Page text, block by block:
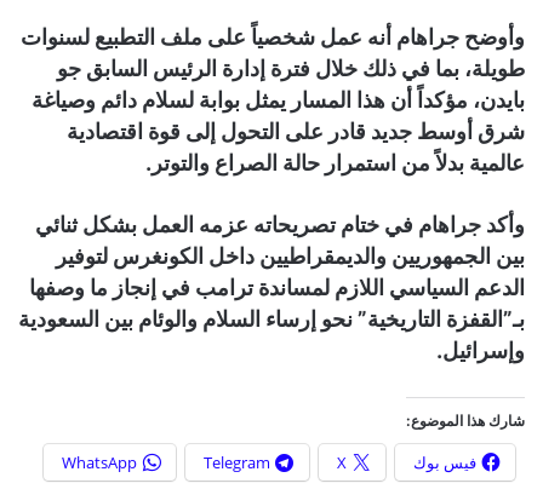
وأوضح جراهام أنه عمل شخصياً على ملف التطبيع لسنوات
طويلة، بما في ذلك خلال فترة إدارة الرئيس السابق جو
بايدن، مؤكداً أن هذا المسار يمثل بوابة لسلام دائم وصياغة
شرق أوسط جديد قادر على التحول إلى قوة اقتصادية
عالمية بدلاً من استمرار حالة الصراع والتوتر.
وأكد جراهام في ختام تصريحاته عزمه العمل بشكل ثنائي
بين الجمهوريين والديمقراطيين داخل الكونغرس لتوفير
الدعم السياسي اللازم لمساندة ترامب في إنجاز ما وصفها
بـ”القفزة التاريخية” نحو إرساء السلام والوئام بين السعودية
وإسرائيل.
شارك هذا الموضوع:
فيس بوك X
Telegram
WhatsApp